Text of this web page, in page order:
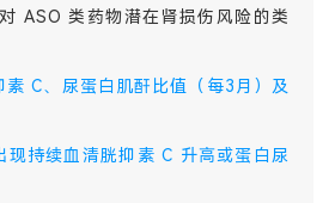
ASO 类药物潜在肾损伤风险的类
素 C、尿蛋白肌酐比值（每3月）及
现持续血清胱抑素 C 升高或蛋白尿